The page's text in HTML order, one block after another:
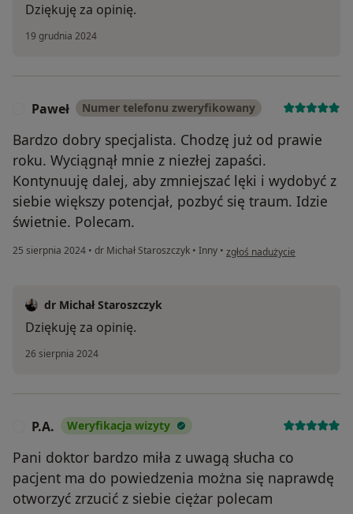
Dziękuję za opinię.
19 grudnia 2024
Paweł Numer telefonu zweryfikowany
Bardzo dobry specjalista. Chodzę już od prawie
roku. Wyciągnął mnie z niezłej zapaści.
Kontynuuję dalej, aby zmniejszać lęki i wydobyć z
siebie większy potencjał, pozbyć się traum. Idzie
świetnie. Polecam.
25 sierpnia 2024 • dr Michał Staroszczyk • Inny • w opinii użytkownika Paweł
zgłoś nadużycie
dr Michał Staroszczyk
Dziękuję za opinię.
26 sierpnia 2024
P.A. Weryfikacja wizyty
Pani doktor bardzo miła z uwagą słucha co
pacjent ma do powiedzenia można się naprawdę
otworzyć zrzucić z siebie ciężar polecam